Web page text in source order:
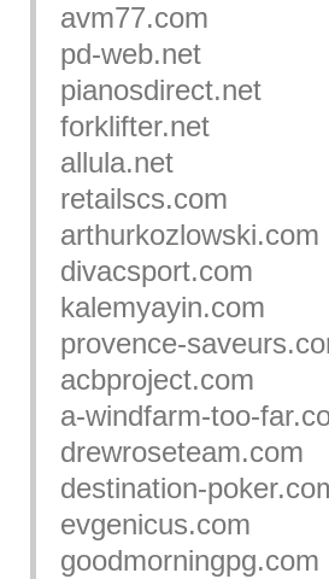
avm77.com
pd-web.net
pianosdirect.net
forklifter.net
allula.net
retailscs.com
arthurkozlowski.com
divacsport.com
kalemyayin.com
provence-
acbproject.com
a-windfarm-too-
drewroseteam.com
destination-
evgenicus.com
goodmorningpg.com